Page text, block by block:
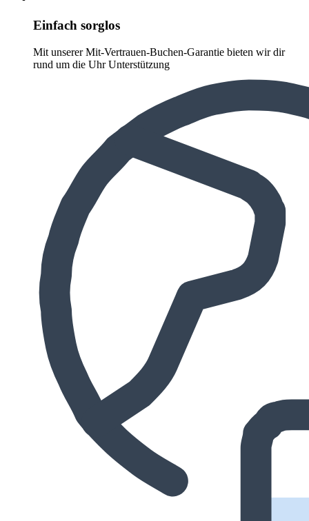
Einfach sorglos
Mit unserer Mit-Vertrauen-Buchen-Garantie bieten wir dir
rund um die Uhr Unterstützung